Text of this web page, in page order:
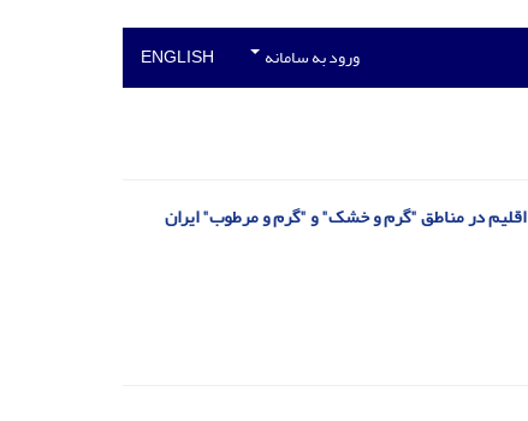
ورود به سامانه ENGLISH
در مناطق "گرم و خشک" و "گرم و مرطوب" ایران